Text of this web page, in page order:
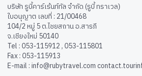
บริษัท รูบี้คาร์เร้นท์ทัล จำกัด (รูบี้ ทราเวล)
ใบอนุญาต เลขที่ : 21/00468
104/2 หมู่ 5 ต.ไชยสถาน อ.สารภี
จ.เชียงใหม่ 50140
Tel : 053-115912 , 053-115801
Fax : 053-115913
E-mail : info@rubytravel.com